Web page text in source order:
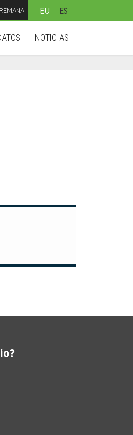
EU ES
NOTICIAS